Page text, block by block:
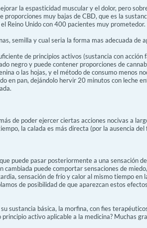
la espasticidad muscular y el dolor, pero
muy bajas de CBD, que es la
Reino Unido con 400 pacientes muy prometedor.
semilla y cual seria la forma mas adecuada de
de principios activos (sustancia con acción
negro y puede contener proporciones de
o las hojas, y el método de consumo menos
en pan, dejándolo hervir 20 minutos con leche
de poder ejercer ciertas acciones nocivas a
la calada es más directa (por la ausencia del
puede pasar posteriormente a una sensación
puede comportar sensaciones de
sensación de frío y calor al mismo tiempo en
de posibilidad de que aparezcan estos
sustancia básica, la morfina, con fies
activo aplicable a la medicina? Muchas